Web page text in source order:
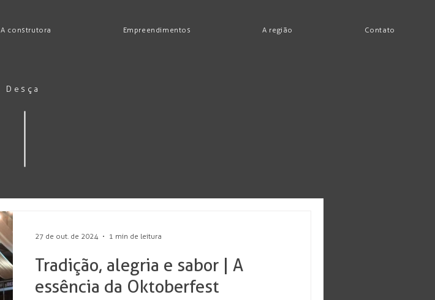
A construtora Empreendimentos A região Contato
Desça
Tradição, alegria e sabor | A
essência da Oktoberfest
27 de out. de 2024 1 min de leitura